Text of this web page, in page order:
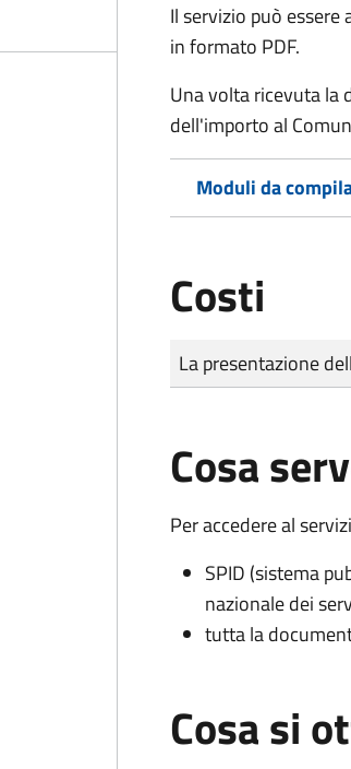
Il servizio può
in formato PDF.
Una volta ricevuta la
dell'importo al
Moduli da
Costi
Tipo di pagamento
Importo
La presentazione
Cosa
Per accedere al
SPID (sistema
nazionale dei
tutta la
Cosa si